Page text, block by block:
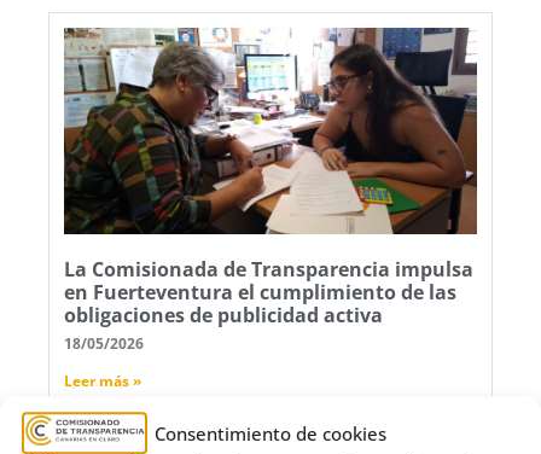
Consentimiento de cookies
La Comisionada de Transparencia impulsa
en Fuerteventura el cumplimiento de las
obligaciones de publicidad activa
18/05/2026
Leer más »